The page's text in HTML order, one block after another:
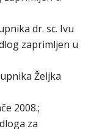
dr. sc. Ivu
zaprimljen u
Željka
2008.;
za